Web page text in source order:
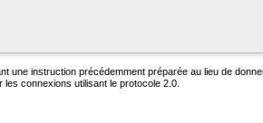
une instruction précédemment préparée au lieu de
les connexions utilisant le protocole 2.0.